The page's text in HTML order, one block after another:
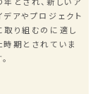
デアやプロジェクト
取り組むのに適し
時期とされていま